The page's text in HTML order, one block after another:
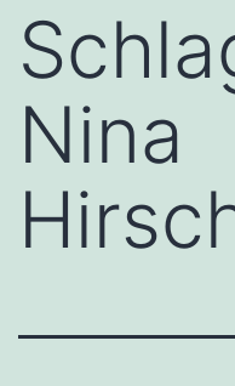
Nina